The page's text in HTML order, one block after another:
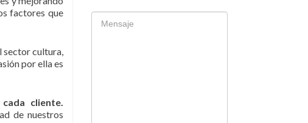
factores que
sector cultura,
por ella es
cliente.
de nuestros